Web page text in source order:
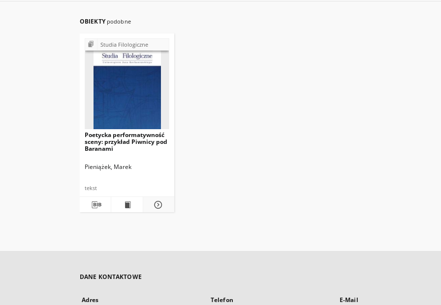
OBIEKTY podobne
Studia Filologiczne
Poetycka performatywność
sceny: przykład Piwnicy pod
Baranami
Pieniążek, Marek
tekst
DANE KONTAKTOWE
Adres Telefon E-Mail